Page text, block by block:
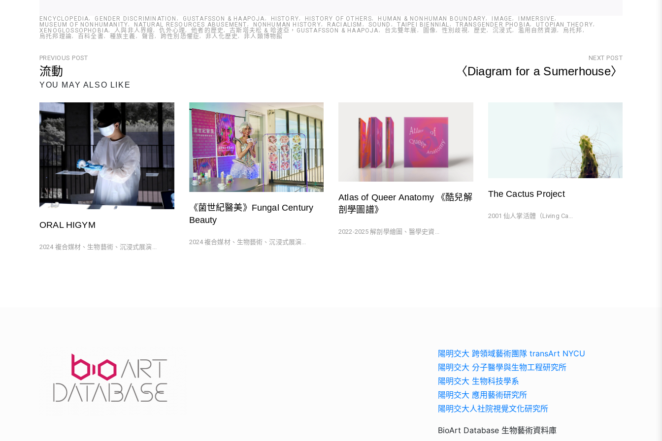
ENCYCLOPEDIA GENDER DISCRIMINATION GUSTAFSSON & HAAPOJA HISTORY HISTORY OF OTHERS HUMAN & NONHUMAN BOUNDARY IMAGE
IMMERSIVE
MUSEUM OF NONHUMANITY
NATURAL RESOURCES ABUSEMENT NONHUMAN HISTORY RACIALISM SOUND TAIPEI BIENNIAL TRANSGENDER PHOBIA
UTOPIAN THEORY
XENOGLOSSOPHOBIA
人與非人界線 仇外心理 他者的歷史 古斯塔夫松 & 哈波亞，GUSTAFSSON & HAAPOJA 台北雙年展 圖像 性別歧視 歷史 沉浸式 濫用自然資源
烏托邦
烏托邦理論
百科全書 種族主義 聲音 跨性別恐懼症 非人化歷史 非人類博物館
文
章
導
覽
PREVIOUS POST
流動
Previous
NEXT POST
〈Diagram for a Sumerhouse〉
YOU MAY ALSO LIKE
ORAL HIGYM
2024 複合媒材、生物藝術、沉浸式展演...
《菌世紀醫美》Fungal Century
Beauty
2024 複合媒材、生物藝術、沉浸式展演...
Atlas of Queer Anatomy 《酷兒解
剖學圖譜》
2022-2025 解剖學繪圖、醫學史資...
The Cactus Project
2001 仙人掌活體（Living Ca...
陽明交大 跨領域藝術團隊 transArt NYCU
陽明交大 分子醫學與生物工程研究所
陽明交大 生物科技學系
陽明交大 應用藝術研究所
陽明交大人社院視覺文化研究所
BioArt Database 生物藝術資料庫